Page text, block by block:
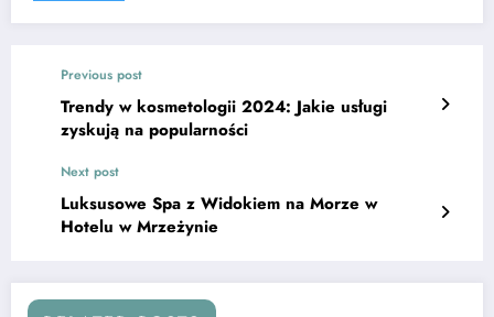
Previous post
Trendy w kosmetologii 2024: Jakie usługi
zyskują na popularności
Next post
Luksusowe Spa z Widokiem na Morze w
Hotelu w Mrzeżynie